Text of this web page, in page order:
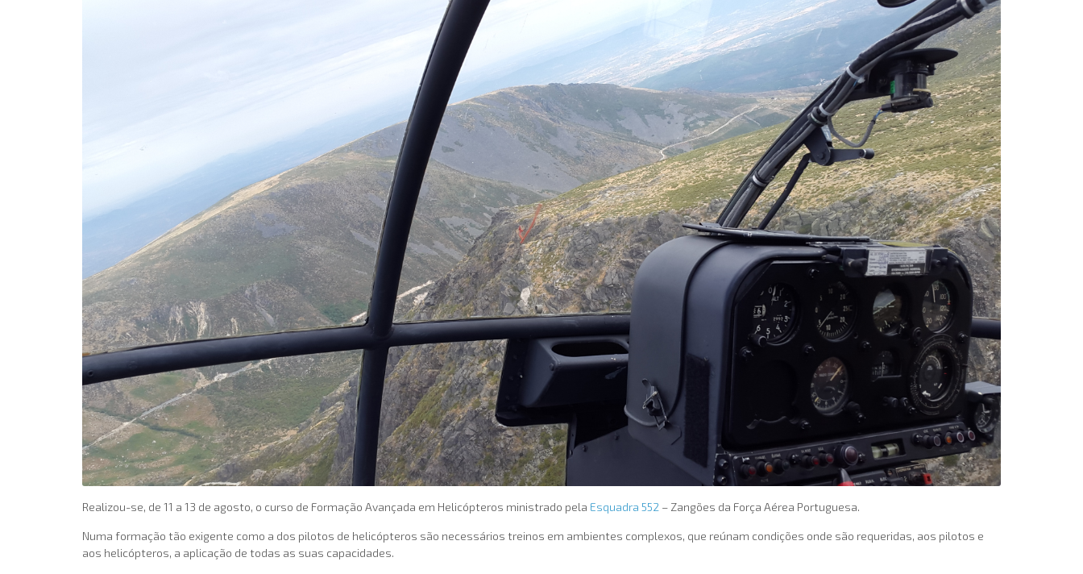
Realizou-se, de 11 a 13 de agosto, o curso de Formação Avançada em Helicópteros ministrado pela Esquadra 552 – Zangões da Força Aérea Portuguesa.
Numa formação tão exigente como a dos pilotos de helicópteros são necessários treinos em ambientes complexos, que reúnam condições onde são requeridas, aos pilotos e
aos helicópteros, a aplicação de todas as suas capacidades.